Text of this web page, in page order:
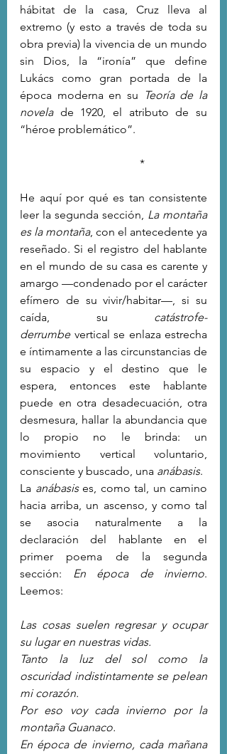
hábitat de la casa, Cruz lleva al
extremo (y esto a través de toda su
obra previa) la vivencia de un mundo
sin Dios, la “ironía” que define
Lukács como gran portada de la
época moderna en su
Teoría de la
novela de 1920, el atributo de su
“héroe problemático”.
*
He aquí por qué es tan consistente
leer la segunda sección, La montaña
es la montaña, con el antecedente ya
reseñado. Si el registro del hablante
en el mundo de su casa es carente y
amargo —condenado por el carácter
efímero de su vivir/habitar—, si su
caída, su catástrofe-
derrumbe vertical se enlaza estrecha
e íntimamente a las circunstancias de
su espacio y el destino que le
espera, entonces este hablante
puede en otra desadecuación, otra
desmesura, hallar la abundancia que
lo propio no le brinda: un
movimiento vertical voluntario,
consciente y buscado, una anábasis.
La anábasis es, como tal, un camino
hacia arriba, un ascenso, y como tal
se asocia naturalmente a la
declaración del hablante en el
primer poema de la segunda
sección: En época de invierno.
Leemos:
Las cosas suelen regresar y ocupar
su lugar en nuestras vidas.
Tanto la luz del sol como la
oscuridad indistintamente se pelean
mi corazón.
Por eso voy cada invierno por la
montaña Guanaco.
En época de invierno, cada mañana